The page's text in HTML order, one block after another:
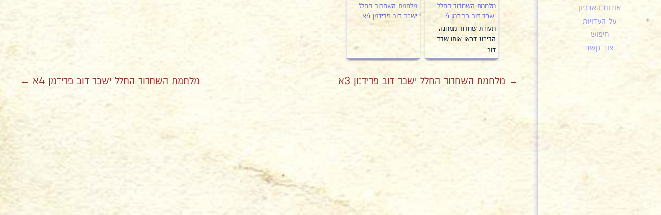
אודות הארכיון
על העדויות
חיפוש
צור קשר
מלחמת השחרור החלל
ישכר דוב פרידמן 4
תעודת שחרור ממחנה
הריכוז דכאו אותו שרד
דוב…
מלחמת השחרור החלל
ישכר דוב פרידמן 4א
→ מלחמת השחרור החלל ישכר דוב פרידמן 3א מלחמת השחרור החלל ישכר דוב פרידמן 4א ←